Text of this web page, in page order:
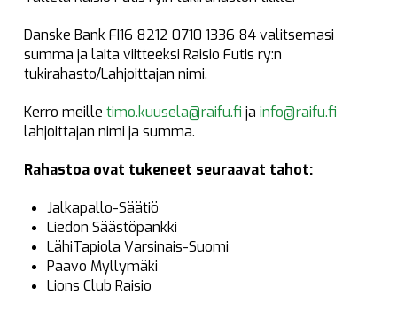
Danske Bank FI16 8212 0710 1336 84 valitsemasi
summa ja laita viitteeksi Raisio Futis ry:n
tukirahasto/Lahjoittajan nimi.
Kerro meille timo.kuusela@raifu.fi ja info@raifu.fi
lahjoittajan nimi ja summa.
Rahastoa ovat tukeneet seuraavat tahot:
Jalkapallo-Säätiö
Liedon Säästöpankki
LähiTapiola Varsinais-Suomi
Paavo Myllymäki
Lions Club Raisio